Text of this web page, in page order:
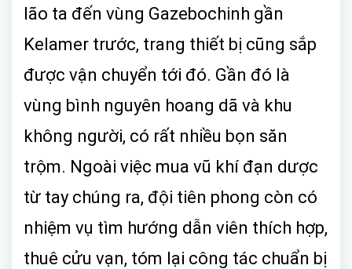
lão ta đến vùng Gazebochinh gần
Kelamer trước, trang thiết bị cũng sắp
được vận chuyển tới đó. Gần đó là
vùng bình nguyên hoang dã và khu
không người, có rất nhiều bọn săn
trộm. Ngoài việc mua vũ khí đạn dược
từ tay chúng ra, đội tiên phong còn có
nhiệm vụ tìm hướng dẫn viên thích hợp,
thuê cửu vạn, tóm lại công tác chuẩn bị